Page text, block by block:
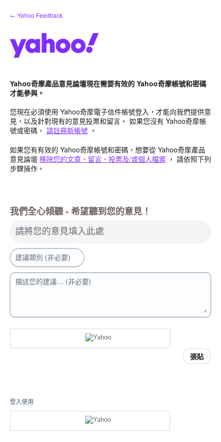
到
← Yahoo Feedback
Yahoo奇摩產品意見論壇現在需要有效的 Yahoo奇摩帳號和密碼
才能參與。
您現在必須使用 Yahoo奇摩電子信件帳號登入，才能向我們提供意
見，以及針對現有的意見投票和留言。 如果您沒有 Yahoo奇摩帳
號或密碼， 請註冊新帳號 。
如果您有有效的 Yahoo奇摩帳號和密碼，想要從 Yahoo奇摩產品
意見論壇 移除您的文章、留言、投票及/或個人檔案 ， 請依照下列
步驟操作。
我們全心傾聽 - 希望聽到您的意見！
請將您的意見填入此處
建議類別 (非必要)
描述您的建議… (非必要)
張貼
登入使用